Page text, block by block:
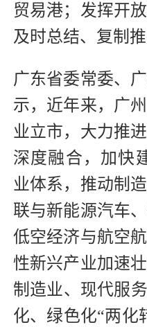
贸易港；发挥开
及时总结、复制推
广东省委常委、
示，近年来，广
业立市，大力推
深度融合，加快
业体系，推动制
联与新能源汽车
低空经济与航空
性新兴产业加速
制造业、现代服
化、绿色化“两化